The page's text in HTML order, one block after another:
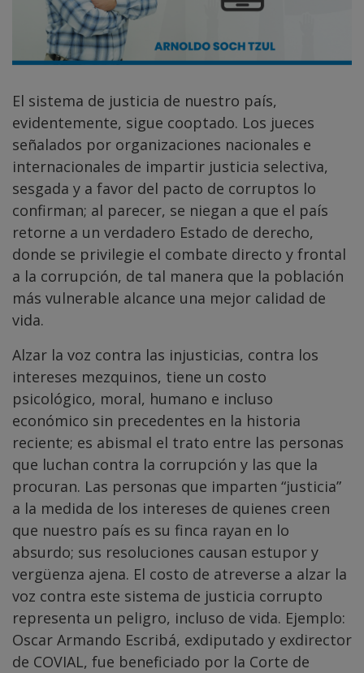
El sistema de justicia de nuestro país,
evidentemente, sigue cooptado. Los jueces
señalados por organizaciones nacionales e
internacionales de impartir justicia selectiva,
sesgada y a favor del pacto de corruptos lo
confirman; al parecer, se niegan a que el país
retorne a un verdadero Estado de derecho,
donde se privilegie el combate directo y frontal
a la corrupción, de tal manera que la población
más vulnerable alcance una mejor calidad de
vida.
Alzar la voz contra las injusticias, contra los
intereses mezquinos, tiene un costo
psicológico, moral, humano e incluso
económico sin precedentes en la historia
reciente; es abismal el trato entre las personas
que luchan contra la corrupción y las que la
procuran. Las personas que imparten “justicia”
a la medida de los intereses de quienes creen
que nuestro país es su finca rayan en lo
absurdo; sus resoluciones causan estupor y
vergüenza ajena. El costo de atreverse a alzar la
voz contra este sistema de justicia corrupto
representa un peligro, incluso de vida. Ejemplo:
Oscar Armando Escribá, exdiputado y exdirector
de COVIAL, fue beneficiado por la Corte de